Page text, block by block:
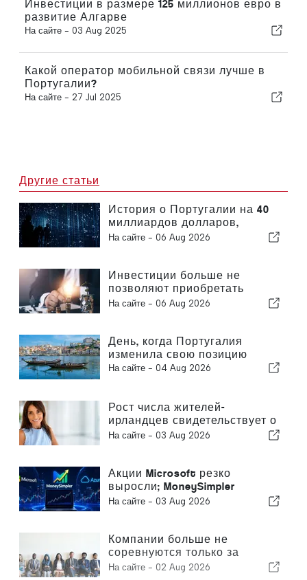
Инвестиции в размере 125 миллионов евро в
развитие Алгарве
На сайте - 03 Aug 2025
Какой оператор мобильной связи лучше в
Португалии?
На сайте - 27 Jul 2025
Другие статьи
История о Португалии на 40
миллиардов долларов,
которую упускают из виду
На сайте - 06 Aug 2026
Инвестиции больше не
позволяют приобретать
только заводы — они
На сайте - 06 Aug 2026
День, когда Португалия
изменила свою позицию
На сайте - 04 Aug 2026
Рост числа жителей-
ирландцев свидетельствует о
превращении Алгарве в
На сайте - 03 Aug 2026
Акции Microsoft резко
выросли; MoneySimpler
помогает инвесторам
автоматической торговли на
базе ИИ
На сайте - 03 Aug 2026
Компании больше не
соревнуются только за
клиентов — они соревнуются
На сайте - 02 Aug 2026